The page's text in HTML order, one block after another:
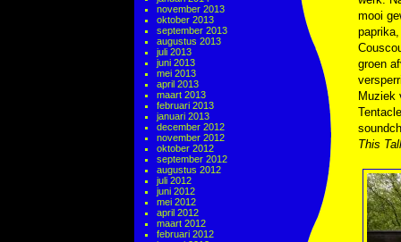
november 2013
oktober 2013
september 2013
augustus 2013
juli 2013
juni 2013
mei 2013
april 2013
maart 2013
februari 2013
januari 2013
december 2012
november 2012
oktober 2012
september 2012
augustus 2012
juli 2012
juni 2012
mei 2012
april 2012
maart 2012
februari 2012
mooi
groen
Muziek
This Tall